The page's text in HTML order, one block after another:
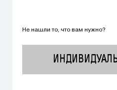
Не нашли то, что вам нужно?